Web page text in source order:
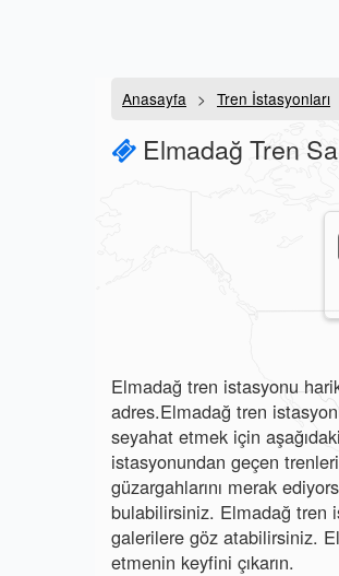
Anasayfa Tren İstasyonları
Elmadağ Tren
Elmadağ tren istasyonu
adres.Elmadağ tren
seyahat etmek için
istasyonundan geçen
güzargahlarını merak
bulabilirsiniz. Elmadağ tren
galerilere göz atabilirsiniz.
etmenin keyfini çıkarın.